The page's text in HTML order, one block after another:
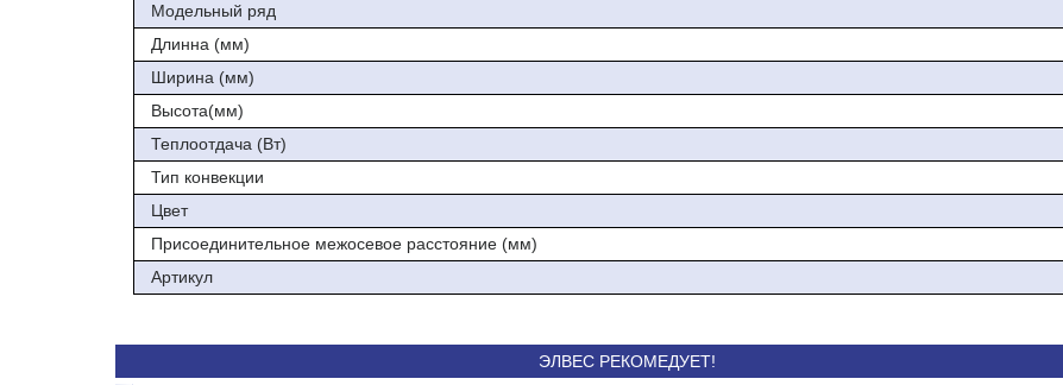
ЭЛВЕС РЕКОМЕДУЕТ!
Модельный ряд
Длинна (мм)
Ширина (мм)
Высота(мм)
Теплоотдача (Вт)
Тип конвекции
Цвет
Присоединительное межосевое расстояние (мм)
Артикул